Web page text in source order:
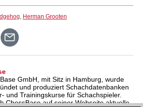
, Herman Grooten
GmbH, mit Sitz in Hamburg, wurde
und produziert Schachdatenbanken
und Trainingskurse für Schachspieler.
ChessBase auf seiner Webseite aktuelle